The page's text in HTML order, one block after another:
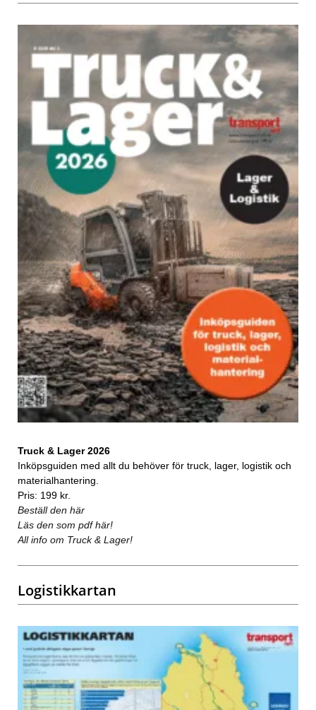
Truck & Lager 2026
Inköpsguiden med allt du behöver för truck, lager, logistik och
materialhantering.
Pris: 199 kr.
Beställ den här
Läs den som pdf här!
All info om Truck & Lager!
Logistikkartan